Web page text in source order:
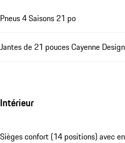
Pneus 4 Saisons 21 po
Jantes de 21 pouces Cayenne
Intérieur
Sièges confort (14 positions) avec